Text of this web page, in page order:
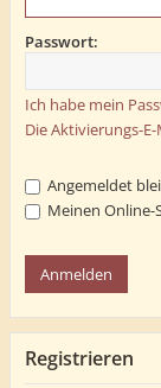
Passwort:
Ich habe mein
Die Aktivierungs-
Angemeldet
Meinen Online-
Registrieren